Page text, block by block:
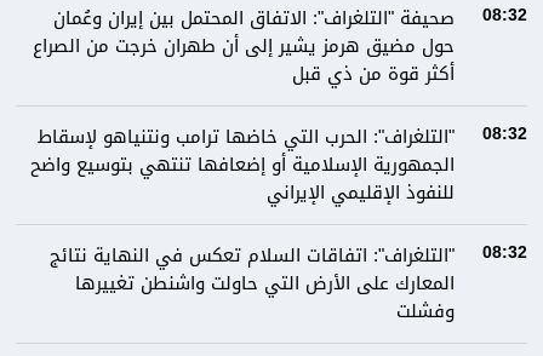
08:32
صحيفة "التلغراف": الاتفاق المحتمل بين إيران وعُمان
حول مضيق هرمز يشير إلى أن طهران خرجت من الصراع
أكثر قوة من ذي قبل
08:32
"التلغراف": الحرب التي خاضها ترامب ونتنياهو لإسقاط
الجمهورية الإسلامية أو إضعافها تنتهي بتوسيع واضح
للنفوذ الإقليمي الإيراني
08:32
"التلغراف": اتفاقات السلام تعكس في النهاية نتائج
المعارك على الأرض التي حاولت واشنطن تغييرها
وفشلت